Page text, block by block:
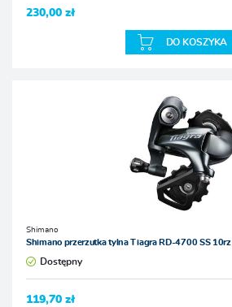
230,00 zł
DO KOSZYKA
Shimano
Shimano przerzutka tylna Tiagra RD-4700 SS 10rz
Dostępny
119,70 zł